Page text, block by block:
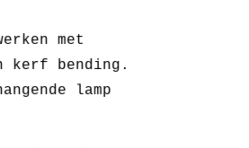
met
kerf bending.
lamp